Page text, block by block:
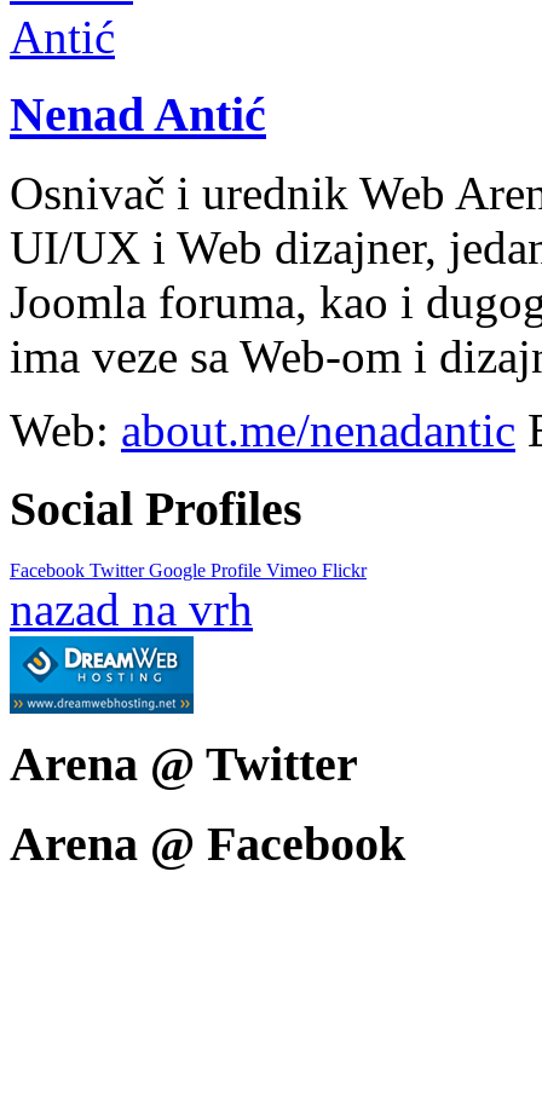
Nenad Antić
Osnivač i urednik Web
UI/UX i Web dizajner,
Joomla foruma, kao i
ima veze sa Web-om i
Web: about.me/nenadantic
Social Profiles
Facebook Twitter Google Profile Vimeo Flickr
nazad na vrh
Arena @ Twitter
Arena @ Facebook